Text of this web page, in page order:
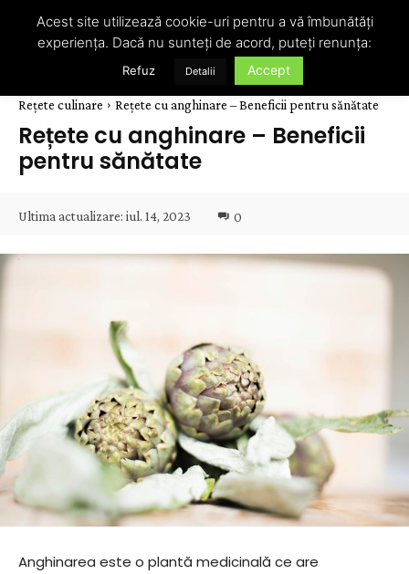
Rețete culinare Rețete cu anghinare – Beneficii pentru sănătate
Rețete cu anghinare – Beneficii
pentru sănătate
Ultima actualizare: iul. 14, 2023 0
Anghinarea este o plantă medicinală ce are
Acest site utilizează cookie-uri pentru a vă îmbunătăți
experiența. Dacă nu sunteți de acord, puteți renunța:
Refuz Detalii Accept